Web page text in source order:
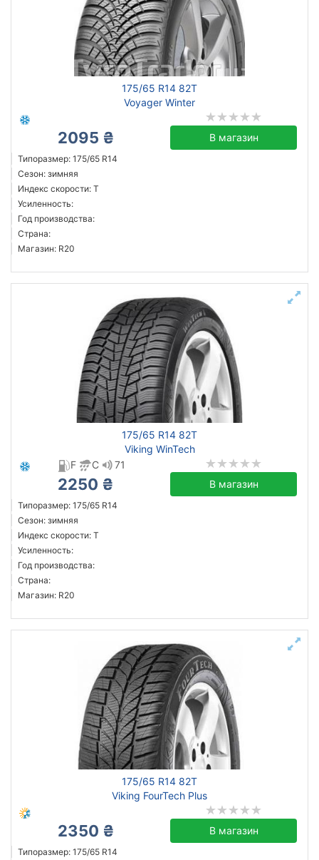
175/65 R14 82T
Voyager Winter
2095 ₴ В магазин
Типоразмер: 175/65 R14
Сезон: зимняя
Индекс скорости: T
Усиленность:
Год производства:
Страна:
Магазин: R20
175/65 R14 82T
Viking WinTech
F
C 71
2250 ₴ В магазин
Типоразмер: 175/65 R14
Сезон: зимняя
Индекс скорости: T
Усиленность:
Год производства:
Страна:
Магазин: R20
175/65 R14 82T
Viking FourTech Plus
2350 ₴ В магазин
Типоразмер: 175/65 R14